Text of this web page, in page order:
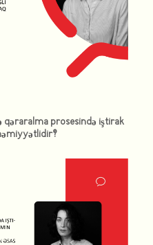
qəraralma prosesində iştirak